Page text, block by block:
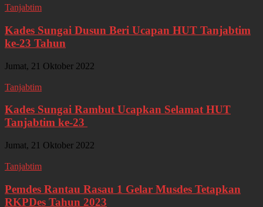
Tanjabtim
Kades Sungai Dusun Beri Ucapan HUT Tanjabtim
ke-23 Tahun
Jumat, 21 Oktober 2022
Tanjabtim
Kades Sungai Rambut Ucapkan Selamat HUT
Tanjabtim ke-23
Jumat, 21 Oktober 2022
Tanjabtim
Pemdes Rantau Rasau 1 Gelar Musdes Tetapkan
RKPDes Tahun 2023